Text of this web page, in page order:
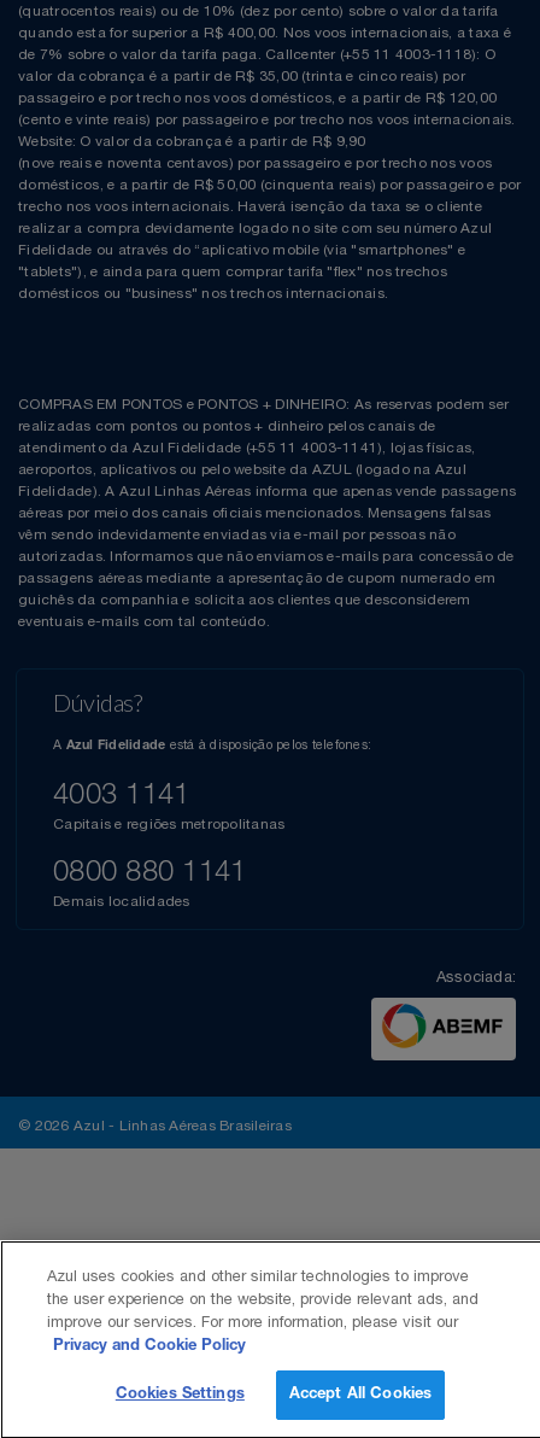
(quatrocentos reais) ou de 10% (dez por cento) sobre o valor da tarifa
quando esta for superior a R$ 400,00. Nos voos internacionais, a taxa é
de 7% sobre o valor da tarifa paga. Callcenter (+55 11 4003-1118): O
valor da cobrança é a partir de R$ 35,00 (trinta e cinco reais) por
passageiro e por trecho nos voos domésticos, e a partir de R$ 120,00
(cento e vinte reais) por passageiro e por trecho nos voos internacionais.
Website: O valor da cobrança é a partir de R$ 9,90
(nove reais e noventa centavos) por passageiro e por trecho nos voos
domésticos, e a partir de R$ 50,00 (cinquenta reais) por passageiro e por
trecho nos voos internacionais. Haverá isenção da taxa se o cliente
realizar a compra devidamente logado no site com seu número Azul
Fidelidade ou através do “aplicativo mobile (via "smartphones" e
"tablets"), e ainda para quem comprar tarifa "flex" nos trechos
domésticos ou "business" nos trechos internacionais.
COMPRAS EM PONTOS e PONTOS + DINHEIRO: As reservas podem ser
realizadas com pontos ou pontos + dinheiro pelos canais de
atendimento da Azul Fidelidade (+55 11 4003-1141), lojas físicas,
aeroportos, aplicativos ou pelo website da AZUL (logado na Azul
Fidelidade). A Azul Linhas Aéreas informa que apenas vende passagens
aéreas por meio dos canais oficiais mencionados. Mensagens falsas
vêm sendo indevidamente enviadas via e-mail por pessoas não
autorizadas. Informamos que não enviamos e-mails para concessão de
passagens aéreas mediante a apresentação de cupom numerado em
guichês da companhia e solicita aos clientes que desconsiderem
eventuais e-mails com tal conteúdo.
Dúvidas?
A Azul Fidelidade está à disposição pelos telefones:
4003 1141
Capitais e regiões metropolitanas
0800 880 1141
Demais localidades
Associada:
© 2026 Azul - Linhas Aéreas Brasileiras
Azul uses cookies and other similar technologies to improve
the user experience on the website, provide relevant ads, and
improve our services. For more information, please visit our
Privacy and Cookie Policy
Cookies Settings Accept All Cookies